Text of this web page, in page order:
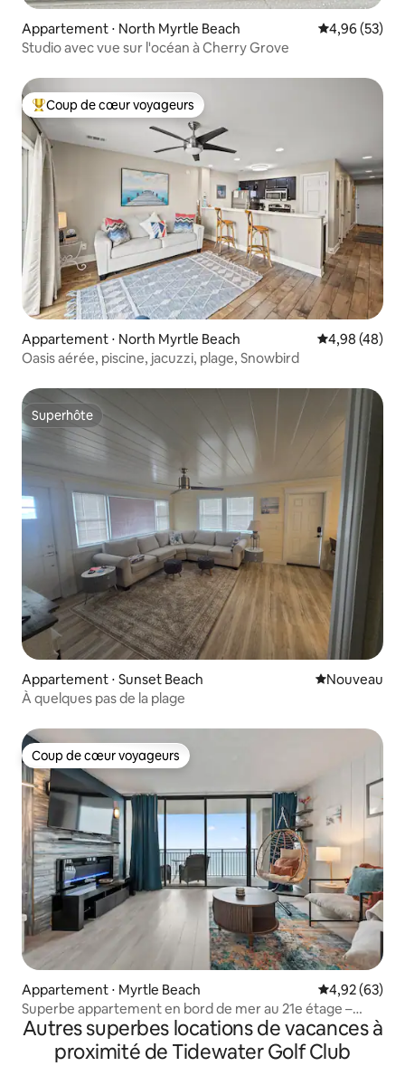
Appartement ⋅ North Myrtle Beach Évaluation
4,96 (53)
Studio avec vue sur l'océan à Cherry Grove
Coups de cœur voyageurs les plus appréciés
Coup de cœur voyageurs
Appartement ⋅ North Myrtle Beach Évaluation
4,98 (48)
Oasis aérée, piscine, jacuzzi, plage, Snowbird
Superhôte
Superhôte
Appartement ⋅ Sunset Beach Nouvel
Nouveau
À quelques pas de la plage
Coup de cœur voyageurs
Coup de cœur voyageurs
Appartement ⋅ Myrtle Beach Évaluation
4,92 (63)
Superbe appartement en bord de mer au 21e étage –
Balcon privé
Autres superbes locations de vacances à
proximité de Tidewater Golf Club